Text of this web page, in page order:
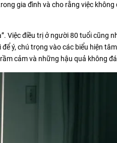
gia đình và cho rằng việc không
Việc điều trị ở người 80 tuổi cũng
ý, chú trọng vào các biểu hiện
cảm và những hậu quả không